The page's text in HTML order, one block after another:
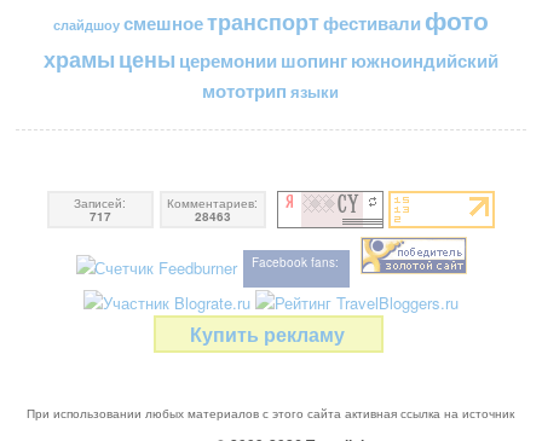
слайдшоу смешноетранспортфестивали фото
храмы цены церемонии шопингюжноиндийский
мототрип языки
Записей:
717
Комментариев:
28463
Facebook fans:
Купить рекламу
При использовании любых материалов с этого сайта активная ссылка на источник